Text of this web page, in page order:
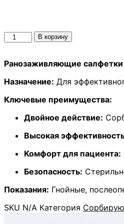
Количество
углеродная
сорбирующая
многослойная
ранозаживляющая
стерильная
"Артис"
перевязки,
быстрого
заживления
ран,
ожогов,
пролежней,
В корзину
Ранозаживляющие
Назначение: Для
Ключевые преимущества:
Двойное действие:
Высокая
Комфорт для пациента:
Безопасность:
Показания: Гнойные,
SKU N/A Категория